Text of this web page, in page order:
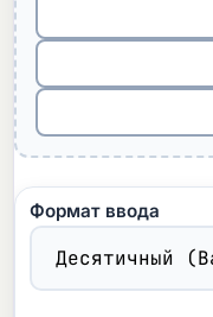
Формат ввода